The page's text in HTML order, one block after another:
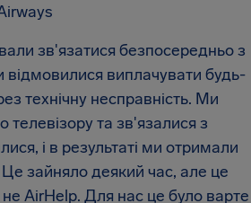
зв'язатися безпосередньо з
відмовилися виплачувати будь-
технічну несправність. Ми
телевізору та зв'язалися з
і в результаті ми отримали
зайняло деякий час, але це
не AirHelp. Для нас це було варте